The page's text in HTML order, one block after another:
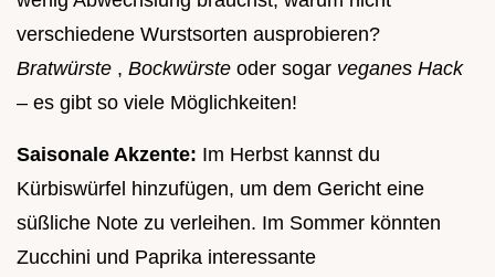
verschiedene Wurstsorten ausprobieren?
Bratwürste , Bockwürste oder sogar veganes Hack
– es gibt so viele Möglichkeiten!
Saisonale Akzente: Im Herbst kannst du
Kürbiswürfel hinzufügen, um dem Gericht eine
süßliche Note zu verleihen. Im Sommer könnten
Zucchini und Paprika interessante